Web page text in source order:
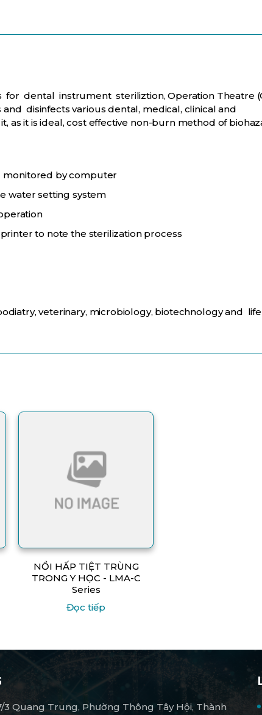
dental instrument steriliztion, Operation Theatre
disinfects various dental, medical, clinical and
as it is ideal, cost effective non-burn method of
monitored by computer
water setting system
to note the sterilization process
veterinary, microbiology, biotechnology and life
NỒI HẤP TIỆT TRÙNG
TRONG Y HỌC - LMA-C
Series
Đọc tiếp
3 Quang Trung, Phường Thông Tây Hội, Thành